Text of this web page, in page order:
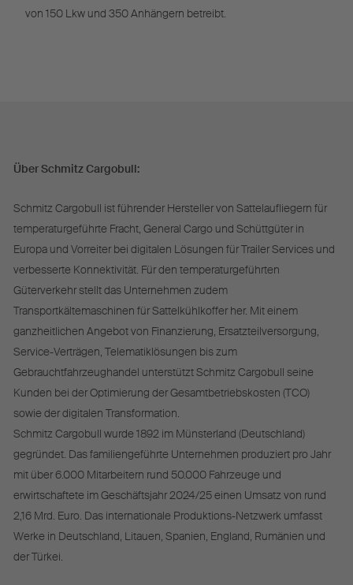
von 150 Lkw und 350 Anhängern betreibt.
Über Schmitz Cargobull:
Schmitz Cargobull ist führender Hersteller von Sattelaufliegern für
temperaturgeführte Fracht, General Cargo und Schüttgüter in
Europa und Vorreiter bei digitalen Lösungen für Trailer Services und
verbesserte Konnektivität. Für den temperaturgeführten
Güterverkehr stellt das Unternehmen zudem
Transportkältemaschinen für Sattelkühlkoffer her. Mit einem
ganzheitlichen Angebot von Finanzierung, Ersatzteilversorgung,
Service-Verträgen, Telematiklösungen bis zum
Gebrauchtfahrzeughandel unterstützt Schmitz Cargobull seine
Kunden bei der Optimierung der Gesamtbetriebskosten (TCO)
sowie der digitalen Transformation.
Schmitz Cargobull wurde 1892 im Münsterland (Deutschland)
gegründet. Das familiengeführte Unternehmen produziert pro Jahr
mit über 6.000 Mitarbeitern rund 50.000 Fahrzeuge und
erwirtschaftete im Geschäftsjahr 2024/25 einen Umsatz von rund
2,16 Mrd. Euro. Das internationale Produktions-Netzwerk umfasst
Werke in Deutschland, Litauen, Spanien, England, Rumänien und
der Türkei.